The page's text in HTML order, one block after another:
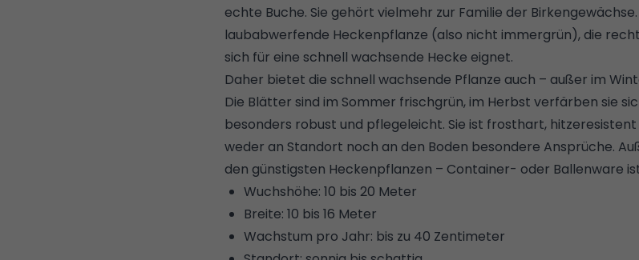
echte Buche. Sie gehört vielmehr zur Familie der
laubabwerfende Heckenpflanze (also nicht immergrün), die
sich für eine schnell wachsende Hecke eignet.
Daher bietet die schnell wachsende Pflanze auch – außer im
Die Blätter sind im Sommer frischgrün, im Herbst verfärben sie
besonders robust und pflegeleicht. Sie ist frosthart,
weder an Standort noch an den Boden besondere Ansprüche.
den günstigsten Heckenpflanzen – Container- oder Ballenware
Wuchshöhe: 10 bis 20 Meter
Breite: 10 bis 16 Meter
Wachstum pro Jahr: bis zu 40 Zentimeter